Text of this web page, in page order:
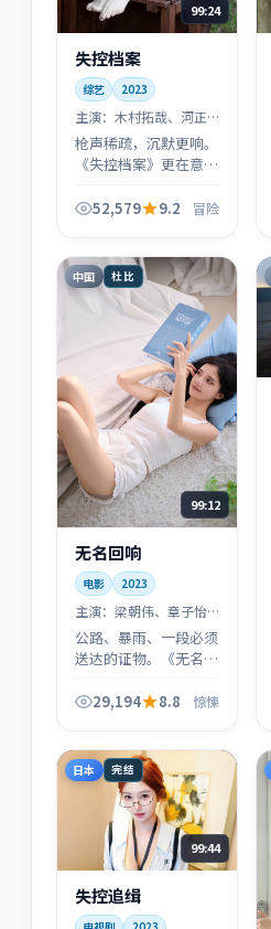
99:24
失控档案
综艺 2023
主演： 木村拓哉、河正
宇 等
枪声稀疏，沉默更响。
《失控档案》更在意
人」：每场戏都像在给
52,579 9.2 冒险
中国 杜比
99:12
无名回响
电影 2023
主演： 梁朝伟、章子怡
等
公路、暴雨、一段必须
送达的证物。《无名回
人物关系做刹车：你会
29,194 8.8 惊悚
日本 完结
99:44
失控追缉